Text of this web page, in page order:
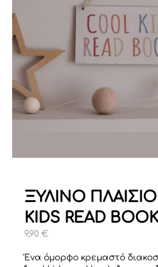
ΞΥΛΙΝΟ
KIDS READ
9,90 €
Ένα όμορφο κρεμαστό